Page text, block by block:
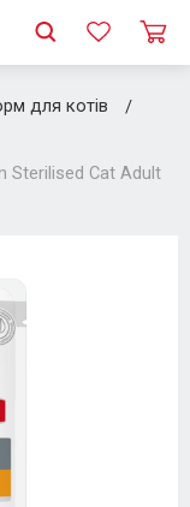
для котів
Sterilised Cat Adult